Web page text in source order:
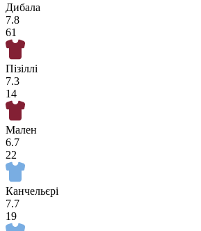
Дибала
7.8
61
Пізіллі
7.3
14
Мален
6.7
22
Канчельєрі
7.7
19